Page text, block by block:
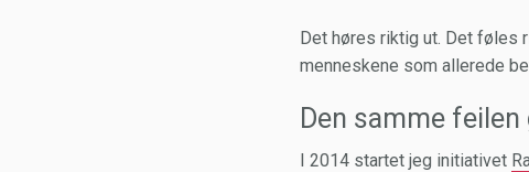
Det høres riktig ut. Det føles
menneskene som allerede
Den samme
I 2014 startet jeg initiativet